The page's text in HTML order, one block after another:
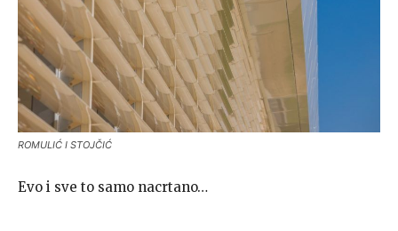
ROMULIĆ I STOJČIĆ
Evo i sve to samo nacrtano…